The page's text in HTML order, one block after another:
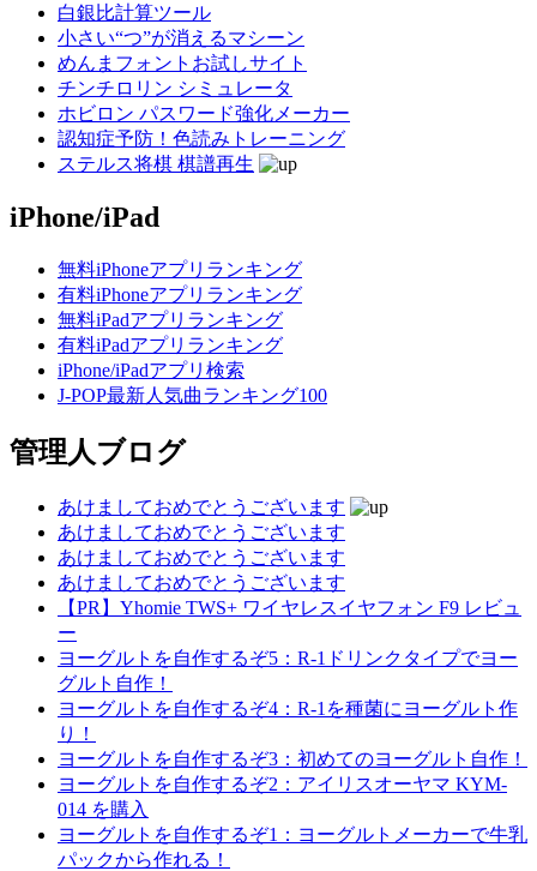
白銀比計算ツール
小さい“つ”が消えるマシーン
めんまフォントお試しサイト
チンチロリン シミュレータ
ホビロン パスワード強化メーカー
認知症予防！色読みトレーニング
ステルス将棋 棋譜再生
iPhone/iPad
無料iPhoneアプリランキング
有料iPhoneアプリランキング
無料iPadアプリランキング
有料iPadアプリランキング
iPhone/iPadアプリ検索
J-POP最新人気曲ランキング100
管理人ブログ
あけましておめでとうございます
あけましておめでとうございます
あけましておめでとうございます
あけましておめでとうございます
【PR】Yhomie TWS+ ワイヤレスイヤフォン F9 レビュ
ー
ヨーグルトを自作するぞ5：R-1ドリンクタイプでヨー
グルト自作！
ヨーグルトを自作するぞ4：R-1を種菌にヨーグルト作
り！
ヨーグルトを自作するぞ3：初めてのヨーグルト自作！
ヨーグルトを自作するぞ2：アイリスオーヤマ KYM-
014 を購入
ヨーグルトを自作するぞ1：ヨーグルトメーカーで牛乳
パックから作れる！